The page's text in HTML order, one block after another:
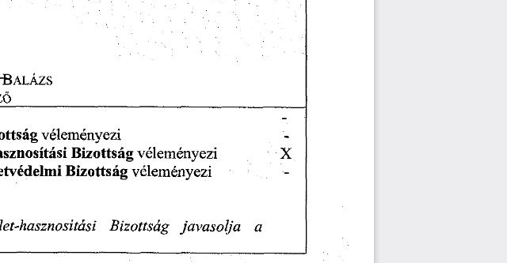
B alázs
véleményezi
Bizottság véleményezi
X
Bizottság véleményezi
hasznosítási Bizottság javasolja
a